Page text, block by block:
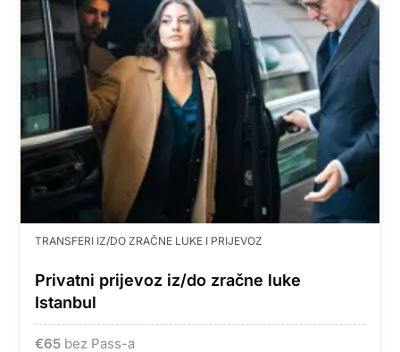
TRANSFERI IZ/DO ZRAČNE LUKE I PRIJEVOZ
Privatni prijevoz iz/do zračne luke
Istanbul
€65 bez Pass-a